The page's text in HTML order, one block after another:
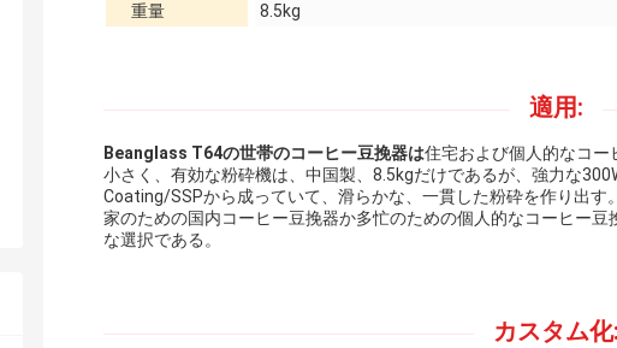
重量
8.5kg
適用:
Beanglass T64の世帯のコーヒー豆挽器は住宅および個人的なコ
小さく、有効な粉砕機は、中国製、8.5kgだけであるが、強力な
Coating/SSPから成っていて、滑らかな、一貫した粉砕を作り出
家のための国内コーヒー豆挽器か多忙のための個人的なコーヒー
な選択である。
カスタム